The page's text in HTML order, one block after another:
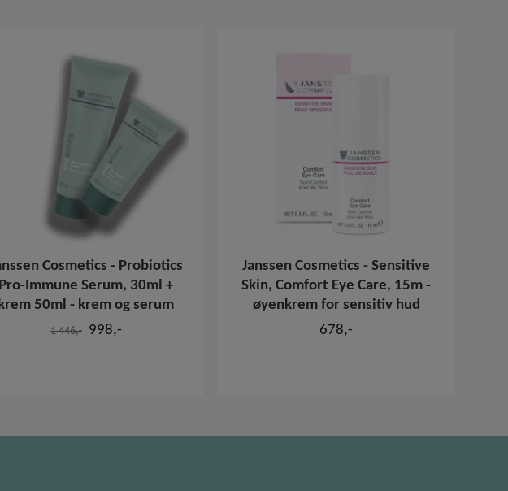
Cosmetics - Probiotics
Pro-Immune Serum, 30ml +
krem 50ml - krem og serum
1 446,- 998,-
Janssen Cosmetics - Sensitive
Skin, Comfort Eye Care, 15m -
øyenkrem for sensitiv hud
678,-